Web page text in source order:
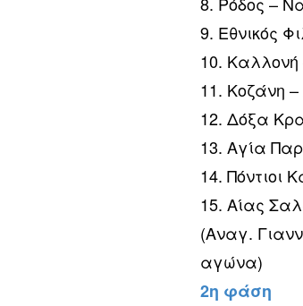
9. Εθνικός
10. Καλλονή
11. Κοζάνη
12. Δόξα
13. Αγία
14. Πόντιοι
15. Αίας
(Αναγ.
αγώνα)
2η φάση